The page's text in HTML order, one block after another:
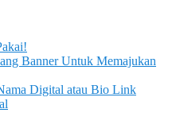
Banner Untuk Memajukan
Digital atau Bio Link